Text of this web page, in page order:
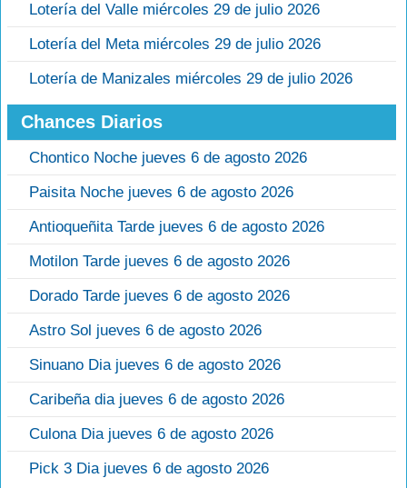
Lotería del Valle miércoles 29 de julio 2026
Lotería del Meta miércoles 29 de julio 2026
Lotería de Manizales miércoles 29 de julio 2026
Chances Diarios
Chontico Noche jueves 6 de agosto 2026
Paisita Noche jueves 6 de agosto 2026
Antioqueñita Tarde jueves 6 de agosto 2026
Motilon Tarde jueves 6 de agosto 2026
Dorado Tarde jueves 6 de agosto 2026
Astro Sol jueves 6 de agosto 2026
Sinuano Dia jueves 6 de agosto 2026
Caribeña dia jueves 6 de agosto 2026
Culona Dia jueves 6 de agosto 2026
Pick 3 Dia jueves 6 de agosto 2026